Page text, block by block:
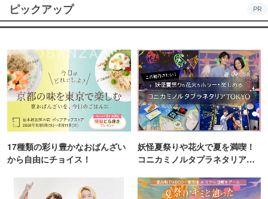
ピックアップ PR
17種類の彩り豊かなおばんざい
から自由にチョイス！
妖怪夏祭りや花火で夏を満喫！
コニカミノルタプラネタリア